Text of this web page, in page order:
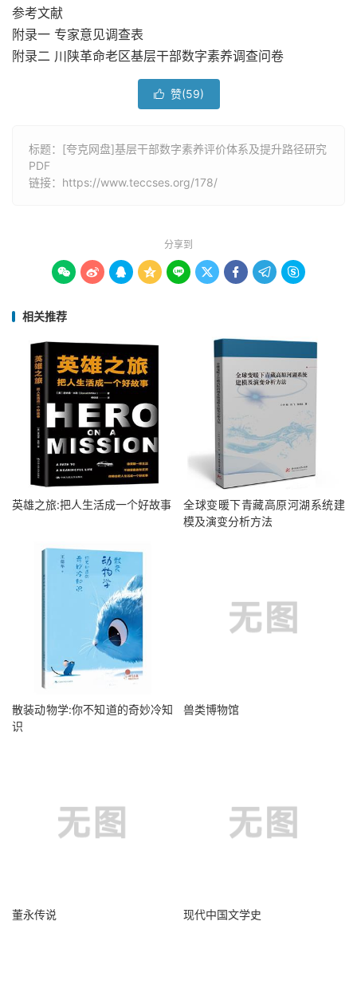
参考文献
附录一 专家意见调查表
附录二 川陕革命老区基层干部数字素养调查问卷
 赞(59)
标题：[夸克网盘]基层干部数字素养评价体系及提升路径研究
PDF
链接： https://www.teccses.org/178/
分享到
        
相关推荐
英雄之旅:把人生活成一个好故事
全球变暖下青藏高原河湖系统建
模及演变分析方法
散装动物学:你不知道的奇妙冷知
识
兽类博物馆
董永传说 现代中国文学史